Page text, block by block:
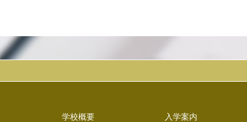
学校概要 入学案内